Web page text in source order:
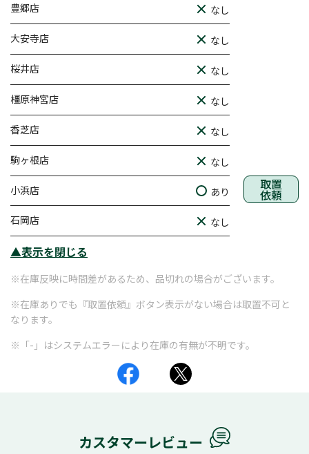
豊郷店 なし
大安寺店 なし
桜井店 なし
橿原神宮店 なし
香芝店 なし
駒ヶ根店 なし
小浜店 あり 取置
依頼
石岡店 なし
▲表示を閉じる
※在庫反映に時間差があるため、品切れの場合がございます。
※在庫ありでも『取置依頼』ボタン表示がない場合は取置不可と
なります。
※「-」はシステムエラーにより在庫の有無が不明です。
カスタマーレビュー